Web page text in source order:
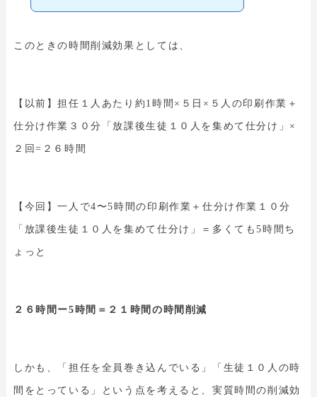
このときの時間削減効果としては、
【以前】担任１人あたり約1時間×５日×５人の印刷作業＋
仕分け作業３０分「放課後生徒１０人を集めて仕分け」×
２回=２６時間
【今回】一人で4〜5時間の印刷作業＋仕分け作業１０分
「放課後生徒１０人を集めて仕分け」＝多くても5時間ち
ょっと
２６時間ー5時間＝２１時間の時間削減
しかも、「担任を全員巻き込んでいる」「生徒１０人の時
間をとっている」という点を考えると、実質時間の削減効